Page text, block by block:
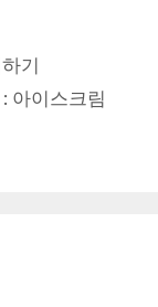
기
아이스크림